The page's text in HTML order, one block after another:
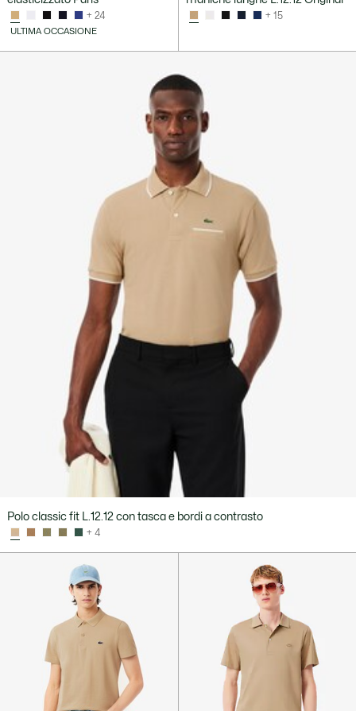
+ 24
ULTIMA OCCASIONE
+ 15
Polo classic fit L.12.12 con tasca e bordi a contrasto
+ 4